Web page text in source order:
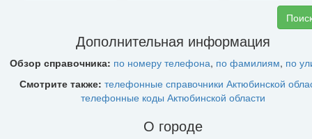
Дополнительная информация
Обзор справочника: по номеру телефона, по фамилиям, по
Смотрите также: телефонные справочники Актюбинской
телефонные коды Актюбинской области
О городе